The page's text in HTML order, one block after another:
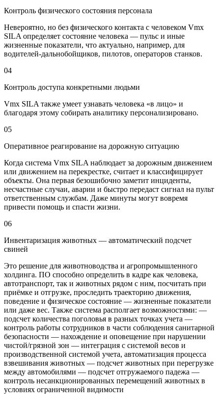
Контроль физического состояния персонала
Невероятно, но без физического контакта с человеком Vmx
SILA определяет состояние человека — пульс и иные
жизненные показатели, что актуально, например, для
водителей-дальнобойщиков, пилотов, операторов станков.
04
Контроль доступа конкретными людьми
Vmx SILA также умеет узнавать человека «в лицо» и
благодаря этому собирать аналитику персонализировано.
05
Оперативное реагирование на дорожную ситуацию
Когда система Vmx SILA наблюдает за дорожным движением
или движением на перекрестке, считает и классифицирует
объекты. Она первая безошибочно заметит инциденты,
несчастные случаи, аварии и быстро передаст сигнал на пульт
ответственным службам. Даже минуты могут вовремя
привести помощь и спасти жизни.
06
Инвентаризация животных — автоматический подсчет
свиней
Это решение для животноводства и агропромышленного
холдинга. ПО способно определить в кадре как человека,
автотранспорт, так и животных рядом с ним, посчитать при
приёмке и отгрузке, проследить траекторию движения,
поведение и физическое состояние — жизненные показатели
или даже вес. Также система располгает возможностями: —
подсчет количества поголовья в разных точках учета —
контроль работы сотрудников в части соблюдения санитарной
безопасности — нахождение и оповещение при нарушении
чистой/грязной зон — интеграция с системой весов и
производственной системой учета, автоматизация процесса
взвешивания животных — подсчет животных при перегрузке
между автомобилями — подсчет отгружаемого падежа —
контроль несанкционированных перемещений животных в
условиях ограниченной видимости